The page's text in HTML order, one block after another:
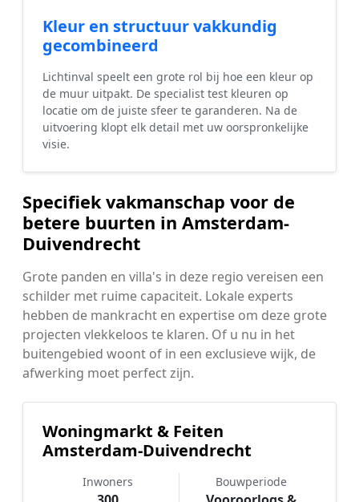
Kleur en structuur vakkundig
gecombineerd
Lichtinval speelt een grote rol bij hoe een kleur op
de muur uitpakt. De specialist test kleuren op
locatie om de juiste sfeer te garanderen. Na de
uitvoering klopt elk detail met uw oorspronkelijke
visie.
Specifiek vakmanschap voor de
betere buurten in Amsterdam-
Duivendrecht
Grote panden en villa's in deze regio vereisen een
schilder met ruime capaciteit. Lokale experts
hebben de mankracht en expertise om deze grote
projecten vlekkeloos te klaren. Of u nu in het
buitengebied woont of in een exclusieve wijk, de
afwerking moet perfect zijn.
Woningmarkt & Feiten
Amsterdam-Duivendrecht
Inwoners Bouwperiode